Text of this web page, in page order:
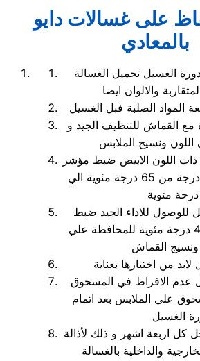
على غسالات دايو
بالمعادي
الغسيل تحميل الغسالة
القماش للتنظيف الجيد و
ذات اللون الابيض ضبط مؤشر
الحرارة علي متوسط درجة من 65 درجة مئوية الي
للوصول للاداء الجيد ضبط
مؤشر الحرارة علي 40 درجة مئوية للمحافظة علي
عدم الافراط في المسحوق
علي الملابس بعد اتمام
اربعة اشهر و ذلك لأذالة